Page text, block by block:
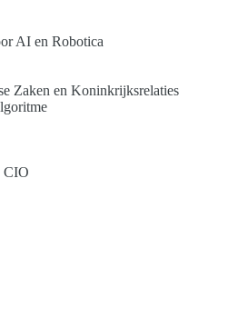
AI en Robotica
Zaken en Koninkrijksrelaties
CIO